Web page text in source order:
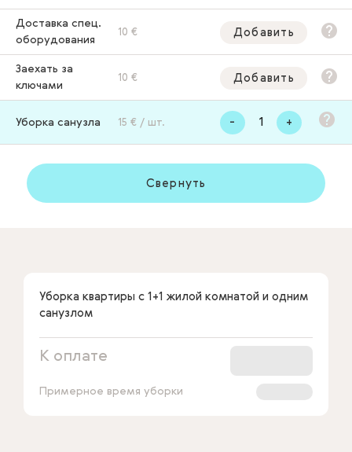
Доставка спец.
оборудования
10 € Добавить
Заехать за
ключами
10 € Добавить
Уборка санузла 15 € / шт. - +
Свернуть
Уборка квартиры с 1+1 жилой комнатой и одним
санузлом
К оплате
Примерное время уборки